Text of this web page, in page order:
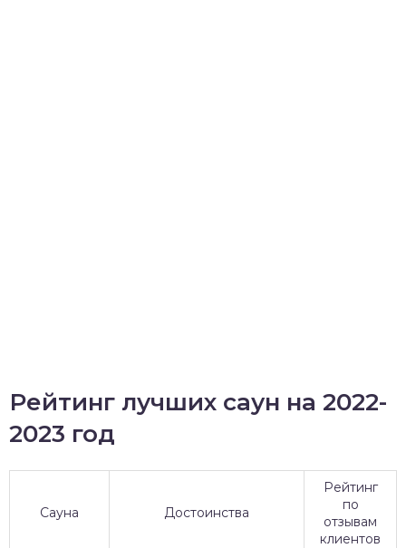
Рейтинг лучших саун на 2022-
2023 год
Сауна Достоинства
Рейтинг
по
отзывам
клиентов